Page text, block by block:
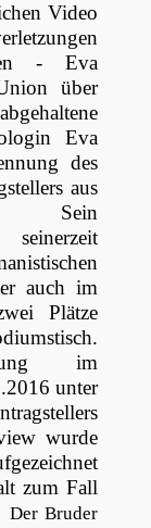
Video
- Eva
über
Eva
des
aus
seinerzeit
auch im
Plätze
im
unter
wurde
zum Fall
Der Bruder